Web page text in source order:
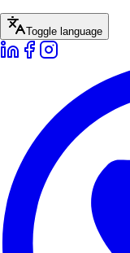
Toggle language